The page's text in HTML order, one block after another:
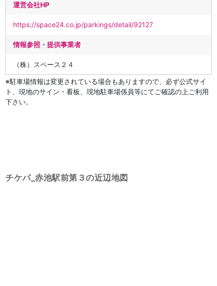
運営会社HP
https://space24.co.jp/parkings/detail/92127
情報参照・提供事業者
（株）スペース２４
※駐車場情報は変更されている場合もありますので、必ず公式サイ
ト、現地のサイン・看板、現地駐車場係員等にてご確認の上ご利用
下さい。
チケパ_赤池駅前第３の近辺地図